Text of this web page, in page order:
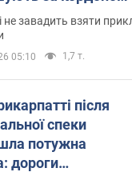
не завадить взяти
05:10 1,7 т.
після
спеки
потужна
дороги